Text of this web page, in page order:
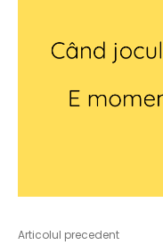
Articolul precedent